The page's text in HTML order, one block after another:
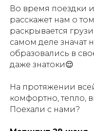
Во время поездки
расскажет нам о
раскрывается
самом деле значат
образовались в
даже знатоки😌
На протяжении
комфортно, тепло,
Поехали с нами?